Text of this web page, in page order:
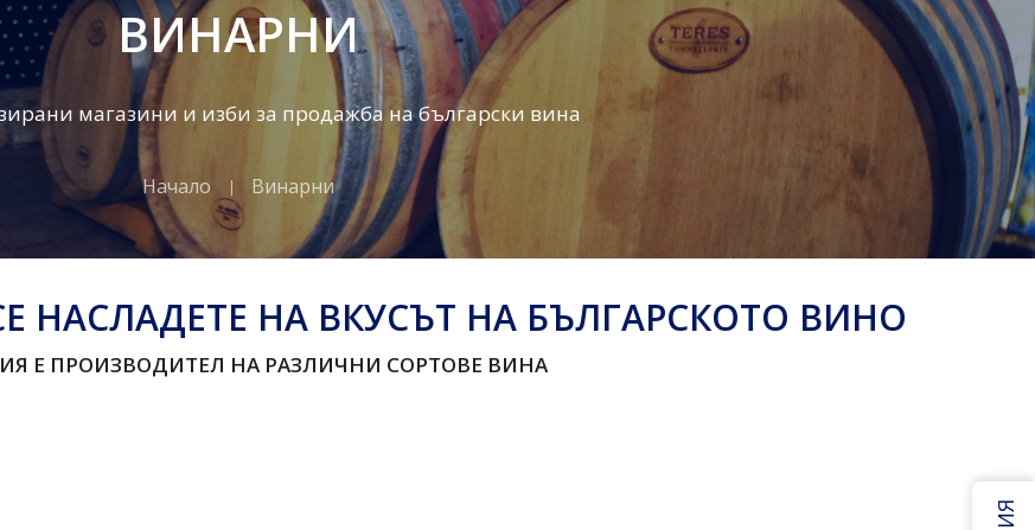
ВИНАРНИ
магазини и изби за продажба на български вина
Начало Винарни
НАСЛАДЕТЕ НА ВКУСЪТ НА БЪЛГАРСКОТО ВИНО
Е ПРОИЗВОДИТЕЛ НА РАЗЛИЧНИ СОРТОВЕ ВИНА